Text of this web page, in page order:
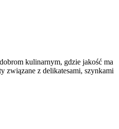
kulinarnym, gdzie jakość ma
związane z delikatesami, szynkami